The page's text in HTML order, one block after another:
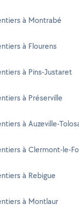
à Montrabé
à Flourens
à Pins-Justaret
à Préserville
à Auzeville-
à Clermont-le-
à Rebigue
à Montlaur